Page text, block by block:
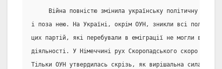
Війна повністю змінила українську політичну
і поза нею. На Україні, окрім ОУН, зникли всі
цих партій, які перебували в еміграції не могли вести
діяльності. У Німеччині рух Скоропадського скоро
Тільки ОУН утвердилась скрізь, як вирішальна сила.